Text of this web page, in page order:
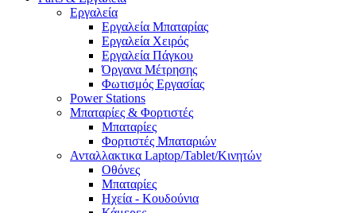
Εργαλεία
Εργαλεία Μπαταρίας
Εργαλεία Χειρός
Εργαλεία Πάγκου
Όργανα Μέτρησης
Φωτισμός Εργασίας
Power Stations
Μπαταρίες & Φορτιστές
Μπαταρίες
Φορτιστές Μπαταριών
Ανταλλακτικα Laptop/Tablet/Κινητών
Οθόνες
Μπαταρίες
Ηχεία - Κουδούνια